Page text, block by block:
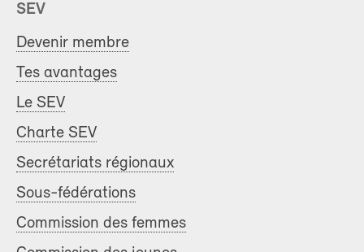
SEV
Devenir membre
Tes avantages
Le SEV
Charte SEV
Secrétariats régionaux
Sous-fédérations
Commission des femmes